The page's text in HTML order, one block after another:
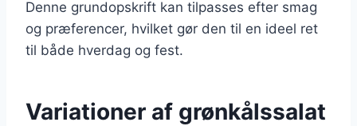
Denne grundopskrift kan tilpasses efter smag
og præferencer, hvilket gør den til en ideel ret
til både hverdag og fest.
Variationer af grønkålssalat